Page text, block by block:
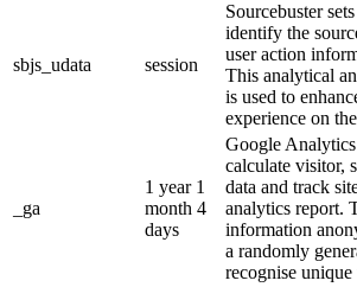
sbjs_udata session
Sourcebuster
identify the
user action
This analytical
is used to
experience on
_ga
1 year 1
month 4
days
Google
calculate visitor,
data and track
analytics report.
information
a randomly
recognise